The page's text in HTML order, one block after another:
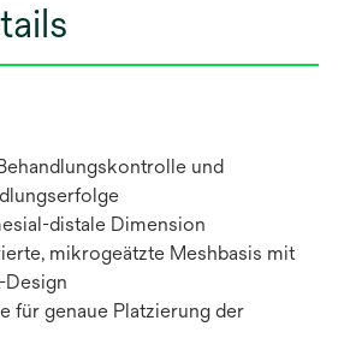
und
distale Dimension
mikrogeätzte Meshbasis mit
Design
für genaue Platzierung der